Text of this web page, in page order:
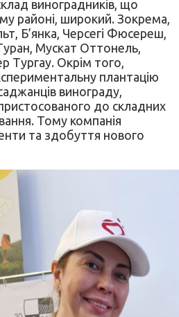
виноградників, що
районі, широкий. Зокрема,
Б’янка, Черсегі Фюсереш,
Мускат Оттонель,
Тургау. Окрім того,
плантацію
винограду,
пристосованого до складних
Тому компанія
та здобуття нового